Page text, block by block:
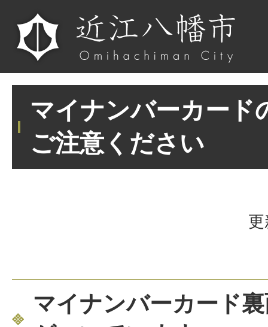
マイナンバーカード
ご注意ください
マイナンバーカード